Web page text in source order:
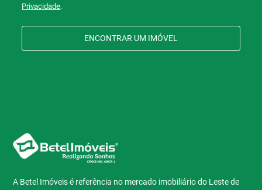
Privacidade.
ENCONTRAR UM IMÓVEL
A Betel Imóveis é referência no mercado imobiliário do Leste de